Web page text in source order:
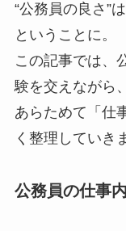
“公務員の良さ”
ということに。
この記事では、
験を交えながら、
あらためて「仕
く整理していき
公務員の仕事